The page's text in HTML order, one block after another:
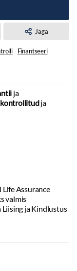
Jaga
Finantseeri
ja
ja
Life Assurance
valmis
Liising ja Kindlustus